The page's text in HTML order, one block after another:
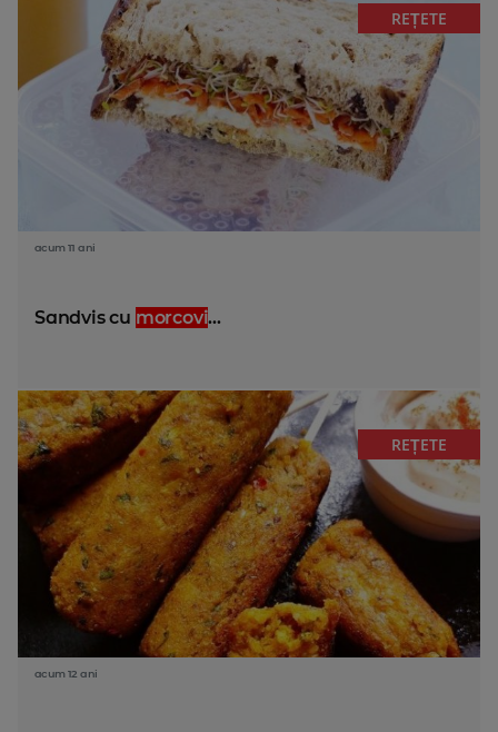
REȚETE
acum 11 ani
Sandvis cu morcovi...
REȚETE
acum 12 ani